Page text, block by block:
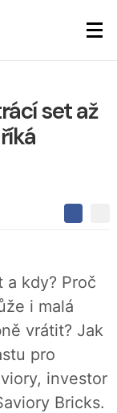
set až
S
l
e
t
S
j
e
e
o
a
i
a kdy? Proč
i malá
vrátit? Jak
pro
investor
Bricks.